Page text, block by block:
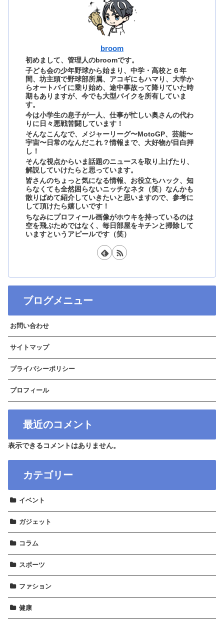
broom
初めまして、管理人のbroomです。
子ども会の少年野球から始まり、中学・高校と６年
間、坊主頭で野球部所属、アコギにもハマり、大学か
らオートバイに乗り始め、途中事故って降りていた時
期もありますが、今でも大型バイクを所有していま
す。
今は小学生の息子が一人、仕事が忙しい奥さんの代わ
りに日々悪戦苦闘しています！
そんなこんなで、メジャーリーグ〜MotoGP、芸能〜
宇宙〜日常のなんだこれ？情報まで、大好物が目白押
し！
そんな視点からいま話題のニュースを取り上げたり、
解説していけたらと思っています。
皆さんのちょっと気になる情報、お役立ちハック、知
らなくても全然困らないニッチなネタ（笑）なんかも
散りばめて紹介していきたいと思いますので、参考に
して頂けたら嬉しいです！
ちなみにプロフィール画像がホウキを持っているのは
空を飛ぶためではなく、毎日部屋をキチンと掃除して
いますというアピールです（笑）
ブログメニュー
お問い合わせ
サイトマップ
プライバシーポリシー
プロフィール
最近のコメント
表示できるコメントはありません。
カテゴリー
イベント
ガジェット
コラム
スポーツ
ファション
健康